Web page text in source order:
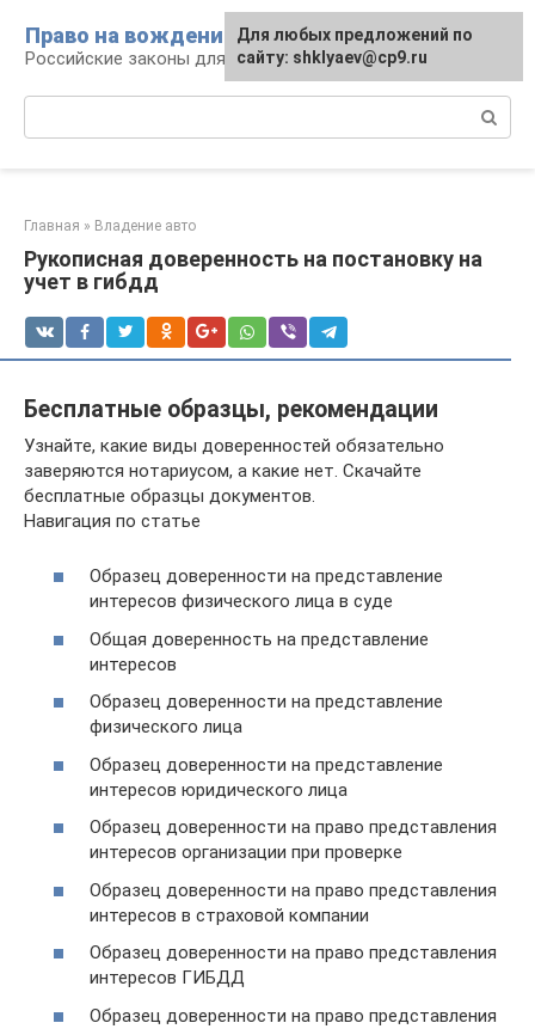
контенту
Право на вождение
Российские законы для автомобилистов
Главная » Владение авто
Рукописная доверенность на постановку на
учет в гибдд
Бесплатные образцы, рекомендации
Узнайте, какие виды доверенностей обязательно
заверяются нотариусом, а какие нет. Скачайте
бесплатные образцы документов.
Навигация по статье
Образец доверенности на представление
интересов физического лица в суде
Общая доверенность на представление
интересов
Образец доверенности на представление
физического лица
Образец доверенности на представление
интересов юридического лица
Образец доверенности на право представления
интересов организации при проверке
Образец доверенности на право представления
интересов в страховой компании
Образец доверенности на право представления
интересов ГИБДД
Образец доверенности на право представления
Для любых предложений по
сайту: shklyaev@cp9.ru